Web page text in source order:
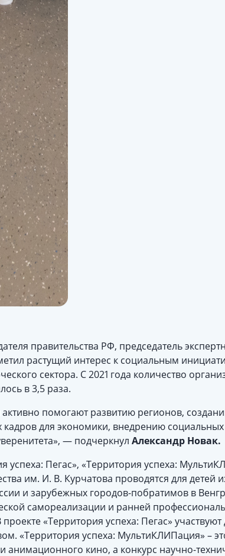
правительства РФ, председатель
растущий интерес к социальным
сектора. С 2021 года количество
в 3,5 раза.
помогают развитию регионов,
для экономики, внедрению
— подчеркнул Александр Новак.
успеха: Пегас», «Территория успеха:
им. И. В. Курчатова проводятся для детей
и зарубежных городов-побратимов в
самореализации и ранней
«Территория успеха: Пегас»
«Территория успеха: МультиКЛИПация» –
анимационного кино, а конкурс научно-